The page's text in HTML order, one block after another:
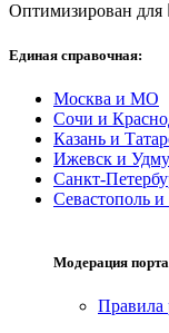
Оптимизирован для
Единая справочная:
Москва и МО
Сочи и
Казань и
Ижевск и
Санкт-
Севастополь
Модерация
Правила